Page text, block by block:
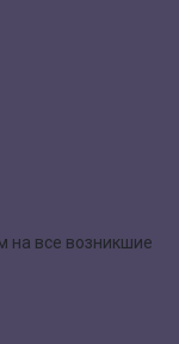
на все возникшие